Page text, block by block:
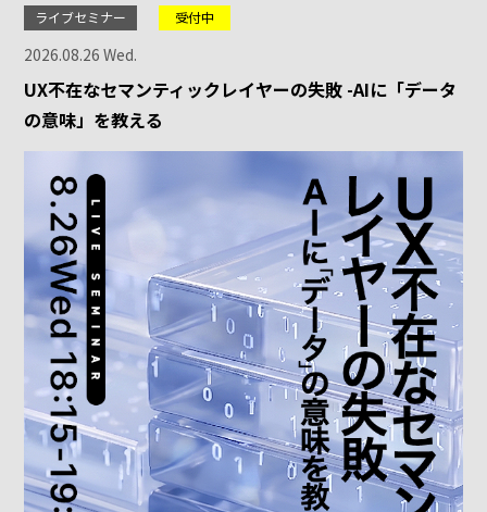
ライブセミナー 受付中
2026.08.26 Wed.
UX不在なセマンティックレイヤーの失敗 -AIに「データ
の意味」を教える